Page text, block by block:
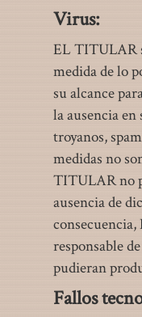
Virus:
EL TITULAR
medida de lo
su alcance
la ausencia
troyanos,
medidas no
TITULAR no
ausencia de
responsable
pudieran
Fallos